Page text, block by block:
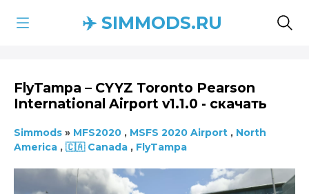
✈️ SIMMODS.RU
FlyTampa – CYYZ Toronto Pearson
International Airport v1.1.0 - скачать
Simmods » MFS2020 , MSFS 2020 Airport , North
America , 🇨🇦 Canada , FlyTampa